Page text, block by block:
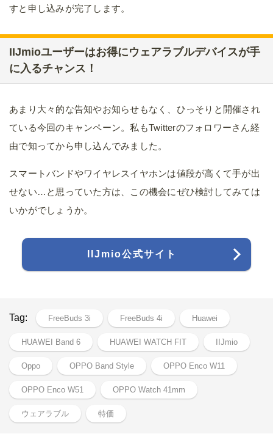
すと申し込みが完了します。
IIJmioユーザーはお得にウェアラブルデバイスが手
に入るチャンス！
あまり大々的な告知やお知らせもなく、ひっそりと開催され
ている今回のキャンペーン。私もTwitterのフォロワーさん経
由で知ってから申し込んでみました。
スマートバンドやワイヤレスイヤホンは値段が高くて手が出
せない…と思っていた方は、この機会にぜひ検討してみては
いかがでしょうか。
IIJmio公式サイト
Tag: FreeBuds 3i FreeBuds 4i Huawei
HUAWEI Band 6 HUAWEI WATCH FIT IIJmio
Oppo OPPO Band Style OPPO Enco W11
OPPO Enco W51 OPPO Watch 41mm
ウェアラブル 特価